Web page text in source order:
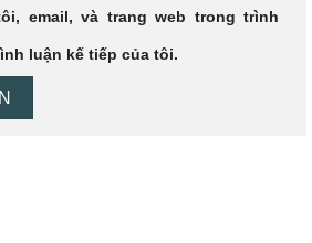
email, và trang web trong trình
luận kế tiếp của tôi.